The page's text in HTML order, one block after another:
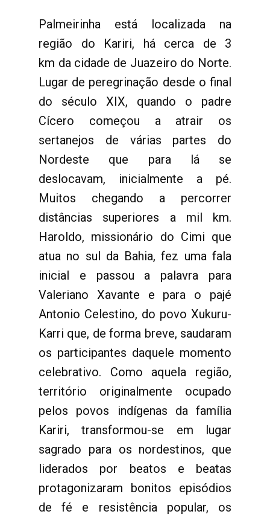
Palmeirinha está localizada na
região do Kariri, há cerca de 3
km da cidade de Juazeiro do Norte.
Lugar de peregrinação desde o final
do século XIX, quando o padre
Cícero começou a atrair os
sertanejos de várias partes do
Nordeste que para lá se
deslocavam, inicialmente a pé.
Muitos chegando a percorrer
distâncias superiores a mil km.
Haroldo, missionário do Cimi que
atua no sul da Bahia, fez uma fala
inicial e passou a palavra para
Valeriano Xavante e para o pajé
Antonio Celestino, do povo Xukuru-
Karri que, de forma breve, saudaram
os participantes daquele momento
celebrativo. Como aquela região,
território originalmente ocupado
pelos povos indígenas da família
Kariri, transformou-se em lugar
sagrado para os nordestinos, que
liderados por beatos e beatas
protagonizaram bonitos episódios
de fé e resistência popular, os